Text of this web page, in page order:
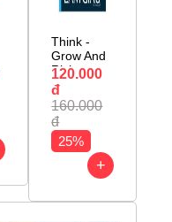
Think -
Grow And
Rich
120.000
đ
160.000
đ
25%
+